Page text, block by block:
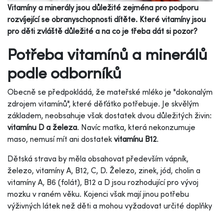
Vitamíny a minerály jsou důležité zejména pro podporu
rozvíjející se obranyschopnosti dítěte. Které vitamíny jsou
pro děti zvláště důležité a na co je třeba dát si pozor?
Potřeba vitamínů a minerálů
podle odborníků
Obecně se předpokládá, že mateřské mléko je "dokonalým
zdrojem vitamínů", které děťátko potřebuje. Je skvělým
základem, neobsahuje však dostatek dvou důležitých živin:
vitamínu D a železa. Navíc matka, která nekonzumuje
maso, nemusí mít ani dostatek vitamínu B12.
Dětská strava by měla obsahovat především vápník,
železo, vitamíny A, B12, C, D. Železo, zinek, jód, cholin a
vitamíny A, B6 (folát), B12 a D jsou rozhodující pro vývoj
mozku v raném věku. Kojenci však mají jinou potřebu
výživných látek než děti a mohou vyžadovat určité doplňky